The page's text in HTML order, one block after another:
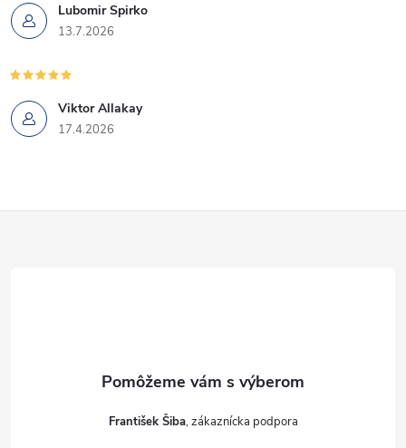
Lubomir Spirko
13.7.2026
Viktor Allakay
17.4.2026
František Šiba